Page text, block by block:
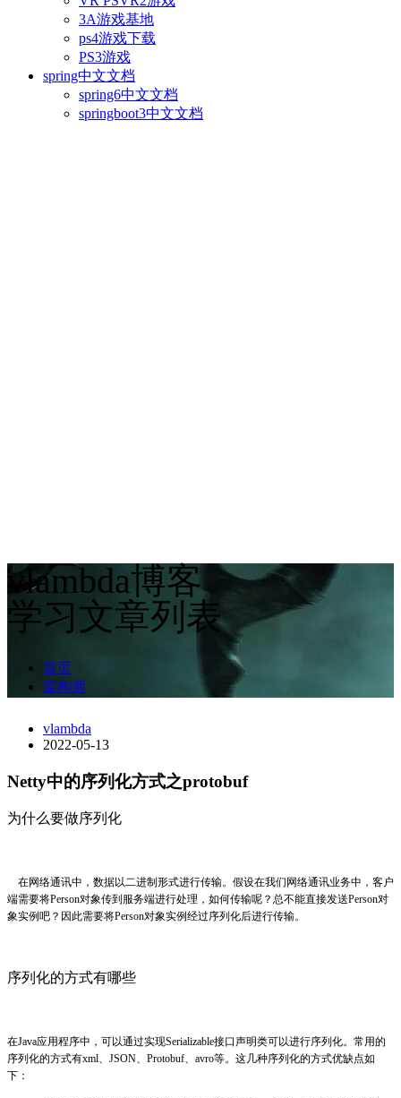
3A游戏基地
ps4游戏下载
PS3游戏
spring中文文档
spring6中文文档
springboot3中文文档
vlambda博客
学习文章列表
首页
架构师
vlambda
2022-05-13
Netty中的序列化方式之protobuf
为什么要做序列化
在网络通讯中，数据以二进制形式进行传输。假设在我们网络通讯业务中，客户
端需要将Person对象传到服务端进行处理，如何传输呢？总不能直接发送Person对
象实例吧？因此需要将Person对象实例经过序列化后进行传输。
序列化的方式有哪些
在Java应用程序中，可以通过实现Serializable接口声明类可以进行序列化。常用的
序列化的方式有xml、JSON、Protobuf、avro等。这几种序列化的方式优缺点如
下：